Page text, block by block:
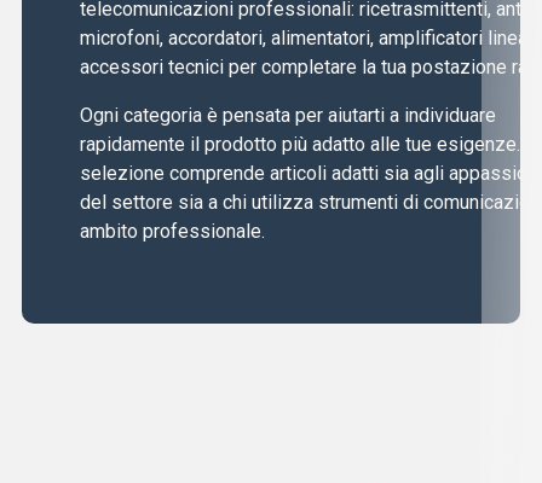
telecomunicazioni professionali: ricetrasmittenti,
microfoni, accordatori, alimentatori, amplificatori
accessori tecnici per completare la tua postazione
Ogni categoria è pensata per aiutarti a individuare
rapidamente il prodotto più adatto alle tue esigenze.
selezione comprende articoli adatti sia agli
del settore sia a chi utilizza strumenti di
ambito professionale.